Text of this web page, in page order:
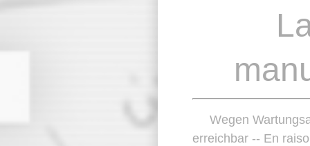
Wegen
erreichbar -- En